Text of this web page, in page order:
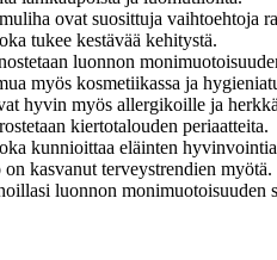
ovat suosittuja vaihtoehtoja
tukee kestävää kehitystä.
luonnon
myös kosmetiikassa ja
hyvin myös allergikoille ja
kiertotalouden periaatteita.
kunnioittaa eläinten
kasvanut terveystrendien myötä.
luonnon monimuotoisuuden